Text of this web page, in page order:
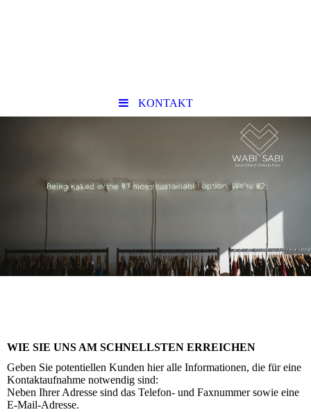
KONTAKT
WIE SIE UNS AM SCHNELLSTEN ERREICHEN
Geben Sie potentiellen Kunden hier alle Informationen, die für eine
Kontaktaufnahme notwendig sind:
Neben Ihrer Adresse sind das Telefon- und Faxnummer sowie eine
E-Mail-Adresse.